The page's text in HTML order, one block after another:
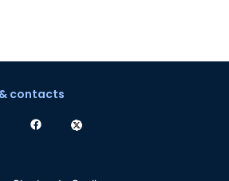
contacts